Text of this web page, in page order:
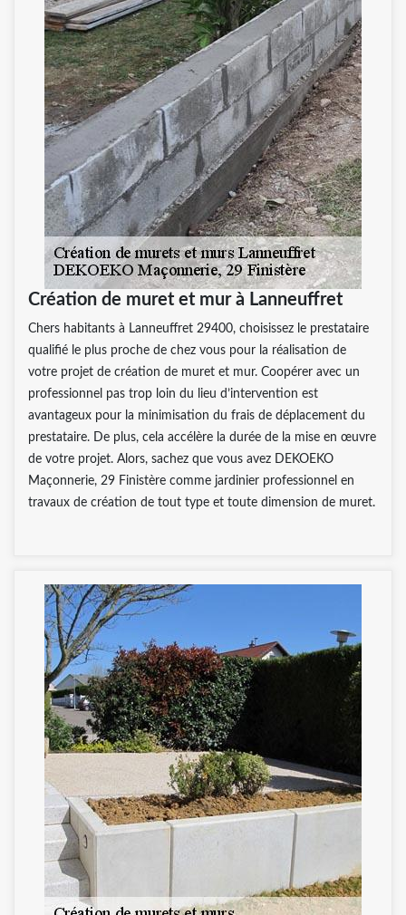
Création de muret et mur à Lanneuffret
Chers habitants à Lanneuffret 29400, choisissez le prestataire
qualifié le plus proche de chez vous pour la réalisation de
votre projet de création de muret et mur. Coopérer avec un
professionnel pas trop loin du lieu d’intervention est
avantageux pour la minimisation du frais de déplacement du
prestataire. De plus, cela accélère la durée de la mise en œuvre
de votre projet. Alors, sachez que vous avez DEKOEKO
Maçonnerie, 29 Finistère comme jardinier professionnel en
travaux de création de tout type et toute dimension de muret.